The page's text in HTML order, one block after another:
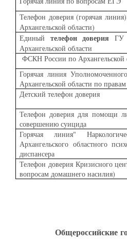
Телефон доверия (горячая
Архангельской области)
Единый телефон доверия ГУ
Архангельской области
ФСКН России по Архангельской
Горячая линия
Архангельской области по
Детский телефон доверия
Телефон доверия для помощи
совершению суицида
Горячая линия"
Архангельского областного
диспансера
Телефон доверия Кризисного
вопросам домашнего насилия)
Общероссийские